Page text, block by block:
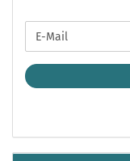
ZUR
ANMELDUNG
E-
Mail